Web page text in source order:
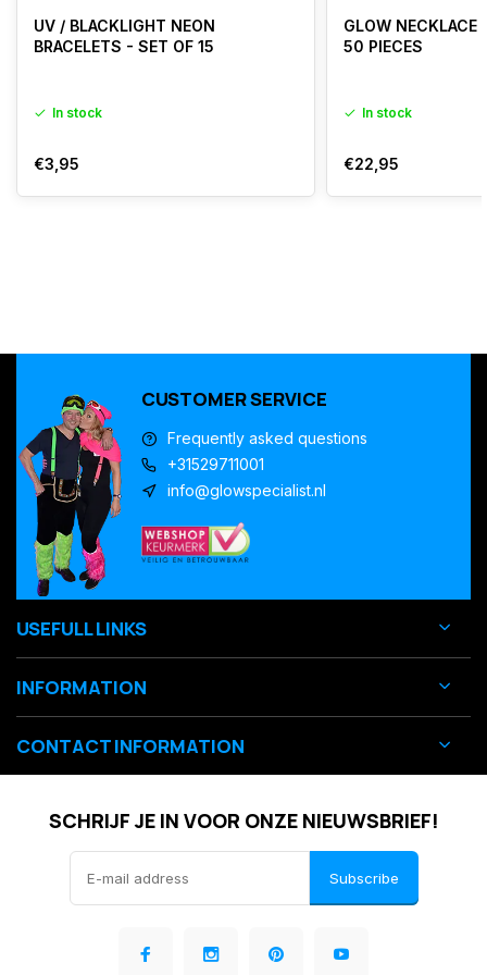
niet gewend, maar de
informatie erop was helder.
weer een glowfeest heb.
UV / BLACKLIGHT NEON
BRACELETS - SET OF 15
In stock
€3,95
GLOW NECKLACE
50 PIECES
In stock
€22,95
CUSTOMER SERVICE
Frequently asked questions
+31529711001
info@glowspecialist.nl
USEFULL LINKS
INFORMATION
CONTACT INFORMATION
SCHRIJF JE IN VOOR ONZE NIEUWSBRIEF!
Subscribe